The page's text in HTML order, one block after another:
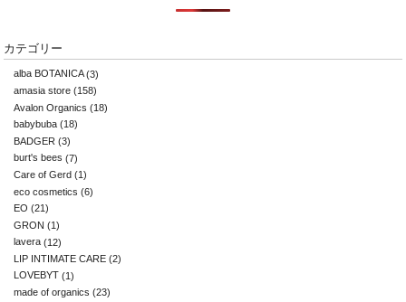
カテゴリー
alba BOTANICA(3)
amasia store (158)
Avalon Organics (18)
babybuba (18)
BADGER (3)
burt's bees (7)
Care of Gerd (1)
eco cosmetics (6)
EO (21)
GRON (1)
lavera (12)
LIP INTIMATE CARE (2)
LOVEBYT (1)
made of organics (23)